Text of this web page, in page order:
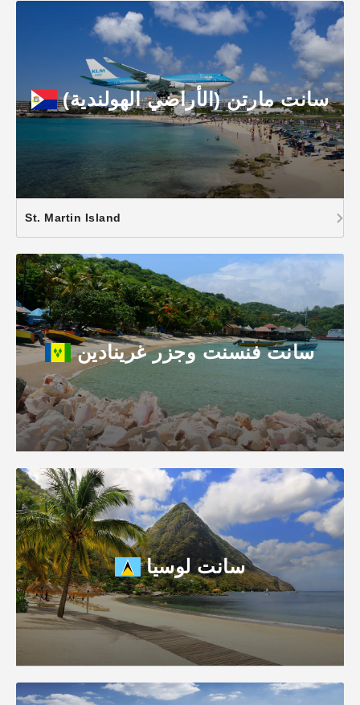
سانت مارتن (الأراضي الهولندية)
St. Martin Island
سانت فنسنت وجزر غرينادين
سانت لوسيا